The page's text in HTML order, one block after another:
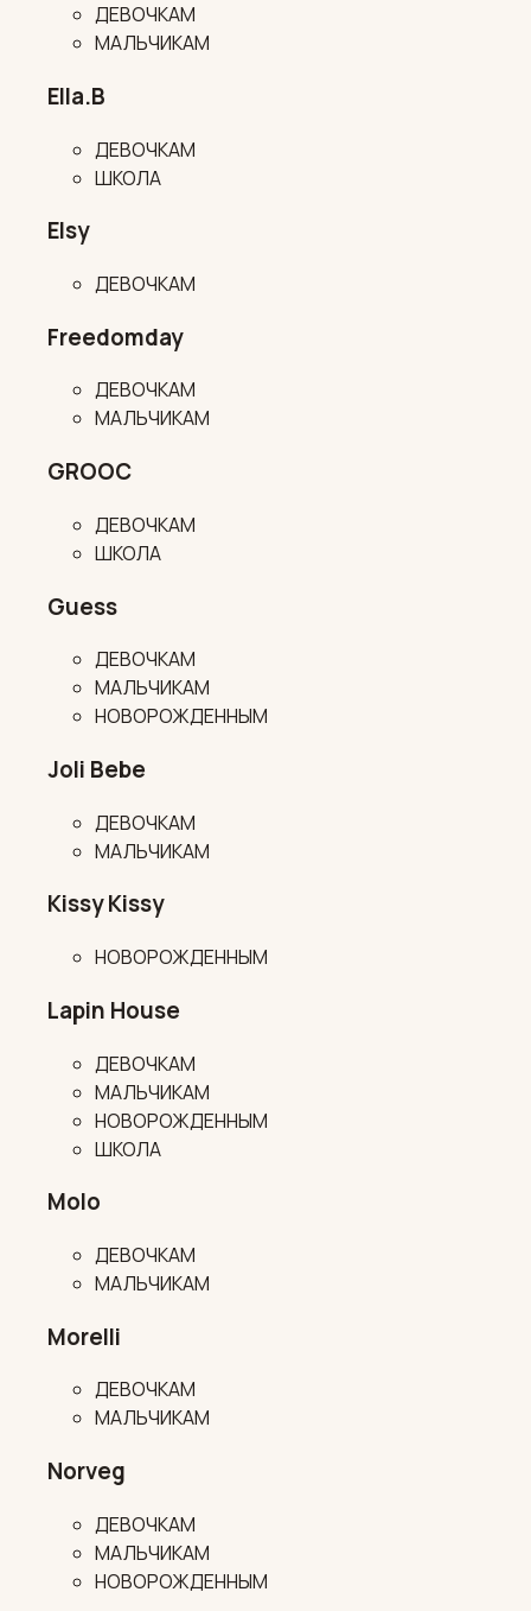
ДЕВОЧКАМ
МАЛЬЧИКАМ
Ella.B
ДЕВОЧКАМ
ШКОЛА
Elsy
ДЕВОЧКАМ
Freedomday
ДЕВОЧКАМ
МАЛЬЧИКАМ
GROOC
ДЕВОЧКАМ
ШКОЛА
Guess
ДЕВОЧКАМ
МАЛЬЧИКАМ
НОВОРОЖДЕННЫМ
Joli Bebe
ДЕВОЧКАМ
МАЛЬЧИКАМ
Kissy Kissy
НОВОРОЖДЕННЫМ
Lapin House
ДЕВОЧКАМ
МАЛЬЧИКАМ
НОВОРОЖДЕННЫМ
ШКОЛА
Molo
ДЕВОЧКАМ
МАЛЬЧИКАМ
Morelli
ДЕВОЧКАМ
МАЛЬЧИКАМ
Norveg
ДЕВОЧКАМ
МАЛЬЧИКАМ
НОВОРОЖДЕННЫМ